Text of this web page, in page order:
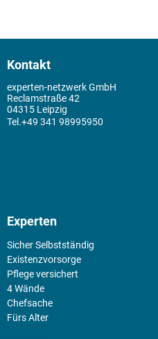
Kontakt
experten-netzwerk GmbH
Reclamstraße 42
04315 Leipzig
+49 341 98995950
Experten
Sicher Selbstständig
Existenz­vorsorge
Pflege versichert
4 Wände
Chefsache
Fürs Alter